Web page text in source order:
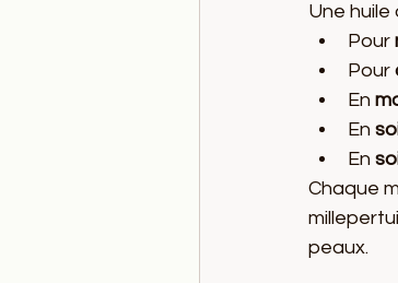
Une huile
Pour
Pour
En
En
En
Chaque
peaux.